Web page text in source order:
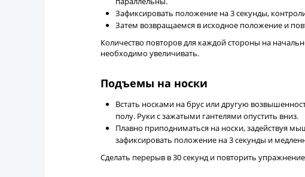
Зафиксировать положение на 3 секунды,
Затем возвращаемся в исходное положение и
Количество повторов для каждой стороны на
необходимо увеличивать.
Подъемы на носки
Встать носками на брус или другую
полу. Руки с зажатыми гантелями опустить вниз.
Плавно приподниматься на носки, задействуя
зафиксировать положение на 3 секунды и
Сделать перерыв в 30 секунд и повторить